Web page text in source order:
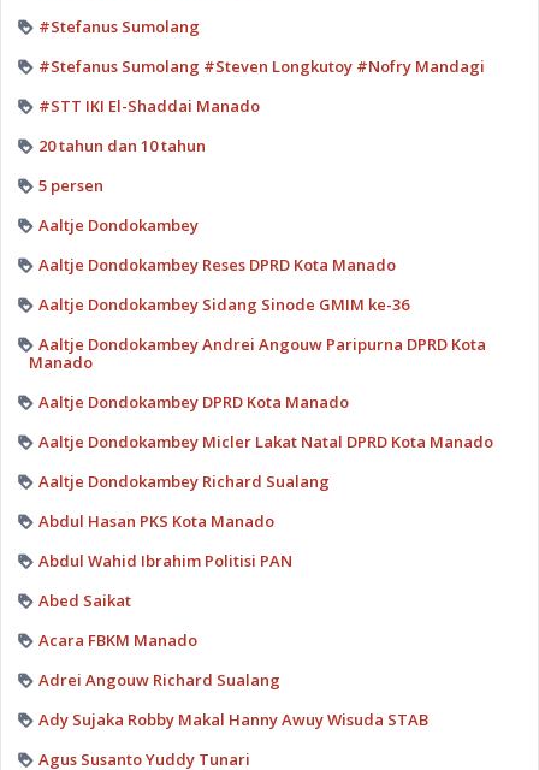
#Stefanus Sumolang
#Stefanus Sumolang #Steven Longkutoy #Nofry Mandagi
#STT IKI El-Shaddai Manado
20 tahun dan 10 tahun
5 persen
Aaltje Dondokambey
Aaltje Dondokambey Reses DPRD Kota Manado
Aaltje Dondokambey Sidang Sinode GMIM ke-36
Aaltje Dondokambey Andrei Angouw Paripurna DPRD Kota
Manado
Aaltje Dondokambey DPRD Kota Manado
Aaltje Dondokambey Micler Lakat Natal DPRD Kota Manado
Aaltje Dondokambey Richard Sualang
Abdul Hasan PKS Kota Manado
Abdul Wahid Ibrahim Politisi PAN
Abed Saikat
Acara FBKM Manado
Adrei Angouw Richard Sualang
Ady Sujaka Robby Makal Hanny Awuy Wisuda STAB
Agus Susanto Yuddy Tunari